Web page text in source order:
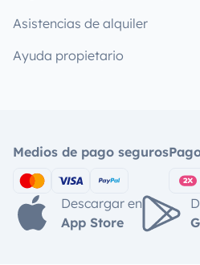
Asistencias de alquiler
Ayuda propietario
Medios de pago seguros
Descargar en
App Store